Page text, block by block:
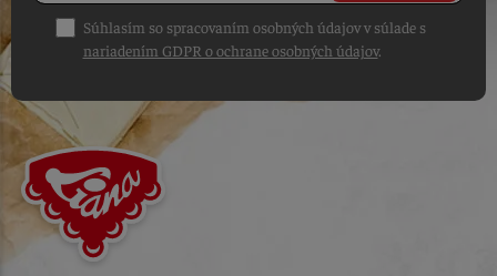
Súhlasím so spracovaním osobných údajov v súlade s
nariadením GDPR o ochrane osobných údajov.